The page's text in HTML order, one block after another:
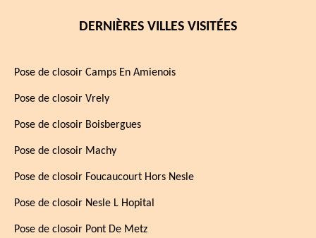
DERNIÈRES VILLES VISITÉES
Pose de closoir Camps En Amienois
Pose de closoir Vrely
Pose de closoir Boisbergues
Pose de closoir Machy
Pose de closoir Foucaucourt Hors Nesle
Pose de closoir Nesle L Hopital
Pose de closoir Pont De Metz